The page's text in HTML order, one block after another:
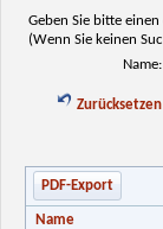
Geben Sie bitte
(Wenn Sie keinen
Name:
Zurücksetzen
PDF-Export
Name